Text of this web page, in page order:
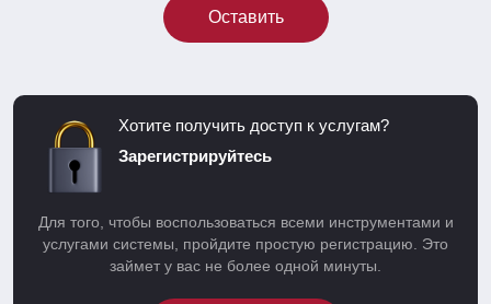
Оставить
Хотите получить доступ к услугам?
Зарегистрируйтесь
Для того, чтобы воспользоваться всеми инструментами и
услугами системы, пройдите простую регистрацию. Это
займет у вас не более одной минуты.